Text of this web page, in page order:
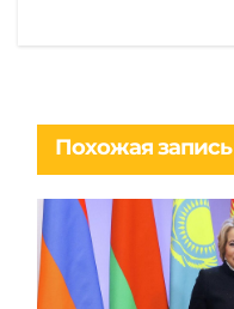
Похожая запись